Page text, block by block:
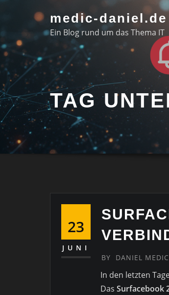
medic-daniel.de
Ein Blog rund um das Thema IT
TAG
23
JUNI
BY DANIEL MEDIC
In den letzten
Das Surfacebook